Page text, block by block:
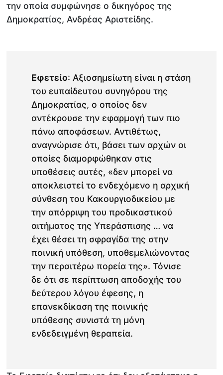
την οποία συμφώνησε ο δικηγόρος της
Δημοκρατίας, Ανδρέας Αριστείδης.
Εφετείο: Αξιοσημείωτη είναι η στάση
του ευπαίδευτου συνηγόρου της
Δημοκρατίας, ο οποίος δεν
αντέκρουσε την εφαρμογή των πιο
πάνω αποφάσεων. Αντιθέτως,
αναγνώρισε ότι, βάσει των αρχών οι
οποίες διαμορφώθηκαν στις
υποθέσεις αυτές, «δεν μπορεί να
αποκλειστεί το ενδεχόμενο η αρχική
σύνθεση του Κακουργιοδικείου με
την απόρριψη του προδικαστικού
αιτήματος της Υπεράσπισης … να
έχει θέσει τη σφραγίδα της στην
ποινική υπόθεση, υποθεμελιώνοντας
την περαιτέρω πορεία της». Τόνισε
δε ότι σε περίπτωση αποδοχής του
δεύτερου λόγου έφεσης, η
επανεκδίκαση της ποινικής
υπόθεσης συνιστά τη μόνη
ενδεδειγμένη θεραπεία.